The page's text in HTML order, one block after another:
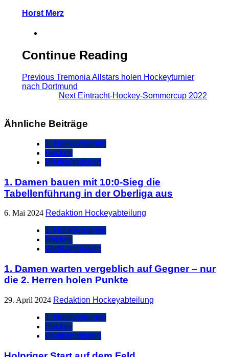
Horst Merz
Continue Reading
Previous Tremonia Allstars holen Hockeyturnier
nach Dortmund
NextEintracht-Hockey-Sommercup 2022
Ähnliche Beiträge
1. Hockeydamen
Hockey
Wettkampfsport
1. Damen bauen mit 10:0-Sieg die
Tabellenführung in der Oberliga aus
6. Mai 2024 Redaktion Hockeyabteilung
1. Hockeydamen
Hockey
Wettkampfsport
1. Damen warten vergeblich auf Gegner – nur
die 2. Herren holen Punkte
29. April 2024 Redaktion Hockeyabteilung
1. Hockeydamen
Hockey
Wettkampfsport